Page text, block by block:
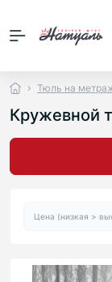
Тюль на
Кружевной